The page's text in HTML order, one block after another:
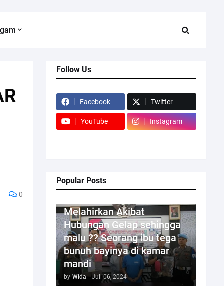
0
Follow Us
Facebook Twitter
YouTube Instagram
Popular Posts
Melahirkan Akibat
Hubungan Gelap sehingga
malu ?? Seorang ibu tega
bunuh bayinya di kamar
mandi
by Wida - Juli 06, 2024